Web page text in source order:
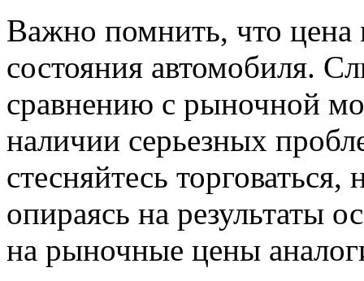
Важно помнить, что
состояния автомобиля.
сравнению с рыночной
наличии серьезных
стесняйтесь
опираясь на результаты
на рыночные цены